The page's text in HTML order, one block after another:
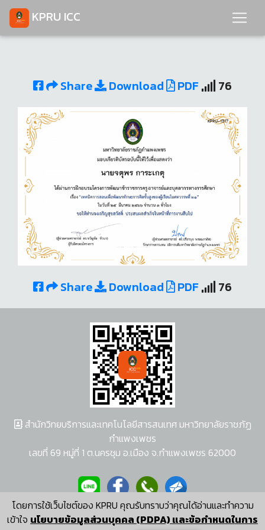
KPRU ICC
Share Download PDF 76
Share Download PDF 76
โดยการใช้เว็บไซต์ของ KPRU คุณรับทราบว่าคุณได้อ่านและทำความ
เข้าใจ นโยบายข้อมูลส่วนบุคคล (PDPA) และข้อกำหนดในการ
สำนักวิทยบริการและเทคโนโลยีสารสนเทศ มหาวิทยาลัยราชภัฏ
กำแพงเพชร
เลขที่ 69 หมู่ที่ 1 ต.นครชุม อ.เมือง จ.กำแพงเพชร 62000
ผู้พัฒนาระบบ อนุชา พวงผกา